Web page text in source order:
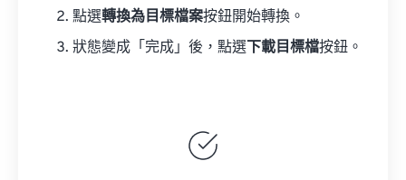
點選轉換為目標檔案按鈕開始轉換。
狀態變成「完成」後，點選 下載目標檔按鈕。